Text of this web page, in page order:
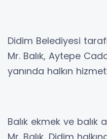
Didim Belediyesi
Mr. Balık, Aytepe
yanında halkın
Balık ekmek ve balık